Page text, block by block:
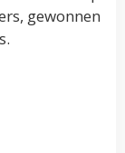
gewonnen